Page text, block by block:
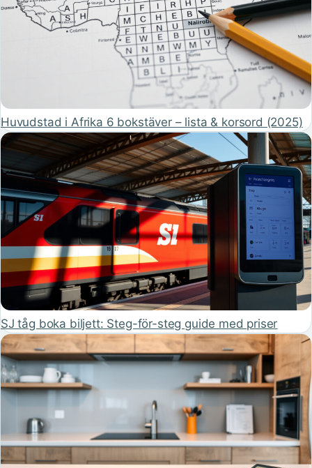
Huvudstad i Afrika 6 bokstäver – lista & korsord (2025)
SJ tåg boka biljett: Steg-för-steg guide med priser